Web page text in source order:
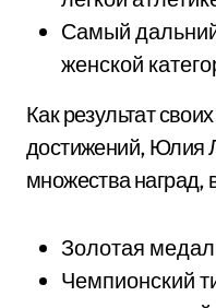
Самый
женской
Как результат
достижений, Юлия
множества наград,
Золотая
Чемпионский